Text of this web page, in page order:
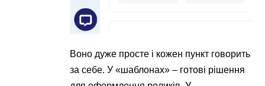
Воно дуже просте і кожен пункт говорить
за себе. У «шаблонах» – готові рішення